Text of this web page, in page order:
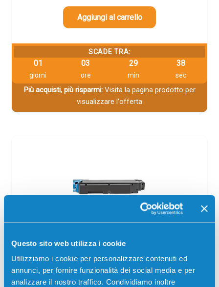
Questo sito web utilizza i cookie
Utilizziamo i cookie per personalizzare contenuti ed
annunci, per fornire funzionalità dei social media e per
analizzare il nostro traffico. Condividiamo inoltre
Aggiungi al carrello
SCADE TRA:
01
giorni
03
ore
29
min
37
sec
Più acquisti, più risparmi:Visita la pagina prodotto per
visualizzare l'offerta
Toner compatibile Olivetti B1184 CIANO
Codice:B1184.C